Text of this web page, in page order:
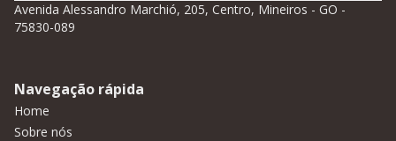
Avenida Alessandro Marchió, 205, Centro, Mineiros - GO -
75830-089
Navegação rápida
Home
Sobre nós